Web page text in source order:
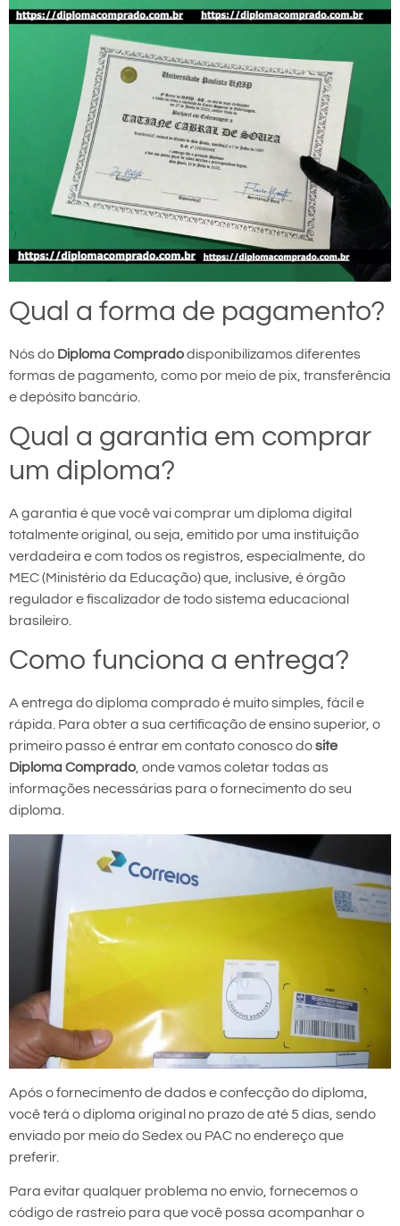
Qual a forma de pagamento?
Nós do Diploma Compradodisponibilizamos diferentes
formas de pagamento, como por meio de pix, transferência
e depósito bancário.
Qual a garantia em comprar
um diploma?
A garantia é que você vai comprar um diploma digital
totalmente original, ou seja, emitido por uma instituição
verdadeira e com todos os registros, especialmente, do
MEC (Ministério da Educação) que, inclusive, é órgão
regulador e fiscalizador de todo sistema educacional
brasileiro.
Como funciona a entrega?
A entrega do diploma comprado é muito simples, fácil e
rápida. Para obter a sua certificação de ensino superior, o
primeiro passo é entrar em contato conosco dosite
Diploma Comprado, onde vamos coletar todas as
informações necessárias para o fornecimento do seu
diploma.
Após o fornecimento de dados e confecção do diploma,
você terá o diploma original no prazo de até 5 dias, sendo
enviado por meio do Sedex ou PAC no endereço que
preferir.
Para evitar qualquer problema no envio, fornecemos o
código de rastreio para que você possa acompanhar o